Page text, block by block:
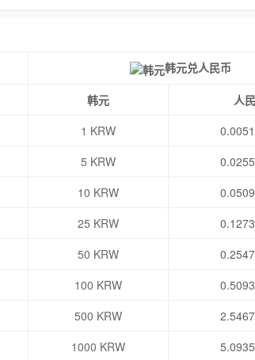
韩元兑人民币
韩元
人
1 KRW
5 KRW
10 KRW
25 KRW
50 KRW
100 KRW
500 KRW
1000 KRW